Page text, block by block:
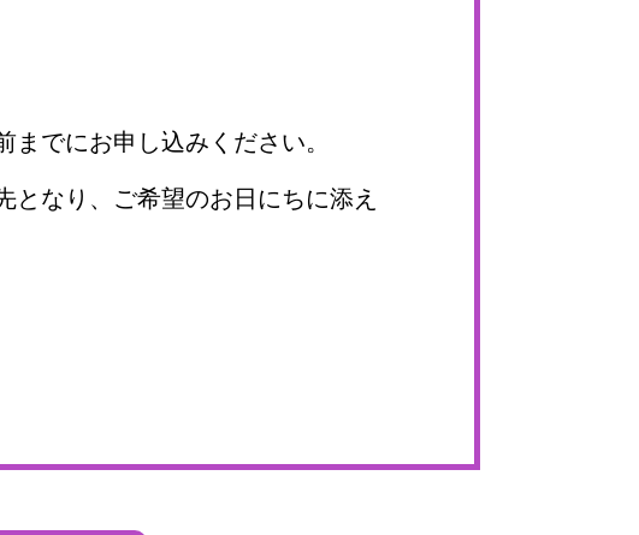
でにお申し込みください。
となり、ご希望のお日にちに添え